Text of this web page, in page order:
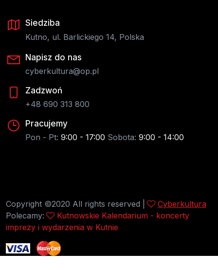
Siedziba
Kutno, ul. Barlickiego 14, Polska
Napisz do nas
cyberkultura@op.pl
Zadzwoń
+48 690 313 800
Pracujemy
Pon - Pt: 9:00 - 17:00 Sobota: 9:00 - 14:00
Copyright ©2020 All rights reserved |
Cyberkultura
Polecamy:
Kutnowskie Kalendarium - koncerty
imprezy i wydarzenia w Kutnie